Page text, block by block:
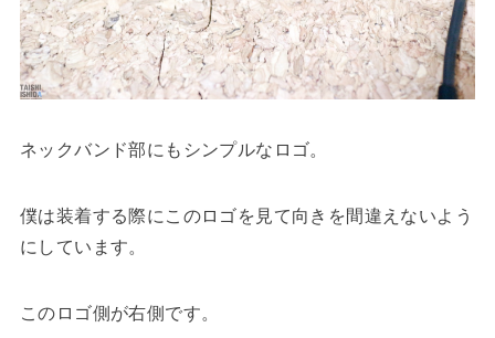
ネックバンド部にもシンプルなロゴ。
僕は装着する際にこのロゴを見て向きを間違えないよう
にしています。
このロゴ側が右側です。